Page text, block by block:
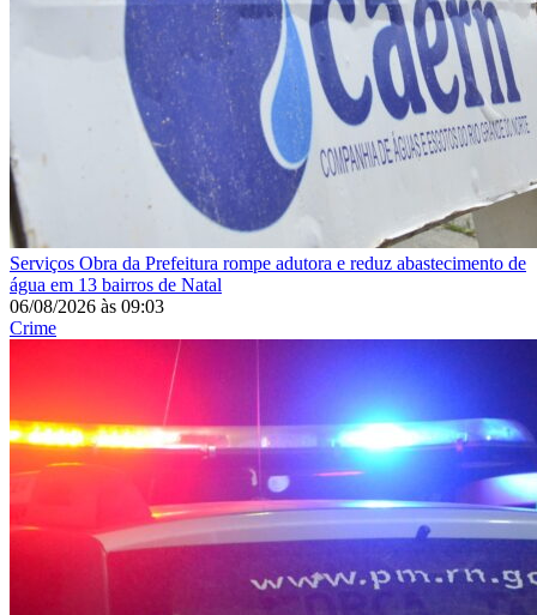
Serviços Obra da Prefeitura rompe adutora e reduz abastecimento de
água em 13 bairros de Natal
06/08/2026 às 09:03
Crime